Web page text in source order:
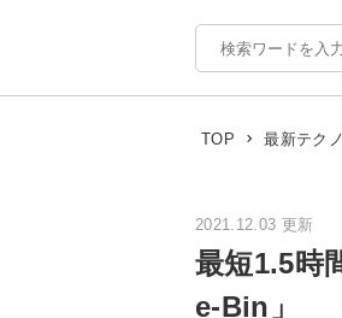
TOP 最新テク
2021.12.03 更新
最短1.5時
e-Bin」